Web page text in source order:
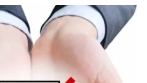
の転勤！急いで引っ越しをするとき
っておくべき4つのこと
学による大学生の引っ越し！住む物件
越業者と契約する前に必ず確認してお
い3つのこと